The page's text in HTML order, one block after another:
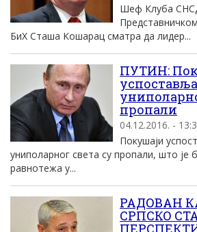
Шеф Клуба
БиХ Сташа Кошарац сматра да лидер...
ПУТИН:
пропали
04.12.2016. -
Покушаји
униполарног света су пропали, што је
равнотежа у...
РАДОВАН
СРПСКО